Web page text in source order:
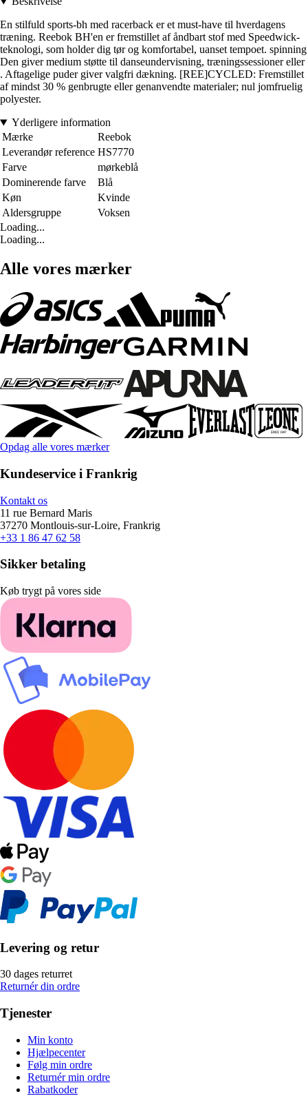
En stilfuld sports-bh med racerback er et must-have til hverdagens
træning. Reebok BH'en er fremstillet af åndbart stof med Speedwick-
teknologi, som holder dig tør og komfortabel, uanset tempoet. spinning
Den giver medium støtte til danseundervisning, træningssessioner eller
. Aftagelige puder giver valgfri dækning. [REE]CYCLED: Fremstillet
af mindst 30 % genbrugte eller genanvendte materialer; nul jomfruelig
polyester.
Yderligere information
Mærke
Reebok
Leverandør reference HS7770
Farve
mørkeblå
Dominerende farve
Blå
Køn
Kvinde
Aldersgruppe
Voksen
Loading...
Loading...
Alle vores mærker
Opdag alle vores mærker
Kundeservice i Frankrig
Kontakt os
11 rue Bernard Maris
37270 Montlouis-sur-Loire, Frankrig
+33 1 86 47 62 58
Sikker betaling
Køb trygt på vores side
Levering og retur
30 dages returret
Returnér din ordre
Tjenester
Min konto
Hjælpecenter
Følg min ordre
Returnér min ordre
Rabatkoder